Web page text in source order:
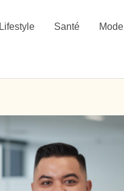
Lifestyle Santé Mode